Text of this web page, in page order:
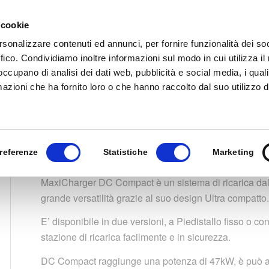
contenuti ed annunci, per fornire funzionalità dei
Condividiamo inoltre informazioni sul modo in cui utilizza il
di analisi dei dati web, pubblicità e social media, i
che ha fornito loro o che hanno raccolto dal suo utilizzo
Statistiche Marketing
Sei in: Home /
Autel
MaxiCharger DC Compact è un sistema di ricarica
grande versatilità grazie al suo design Ultra compatto.
E’ disponibile in due versioni, a Piedistallo fisso o
stazione di ricarica facilmente e in sicurezza.
DC Compact raggiunge una potenza di 47kW, è